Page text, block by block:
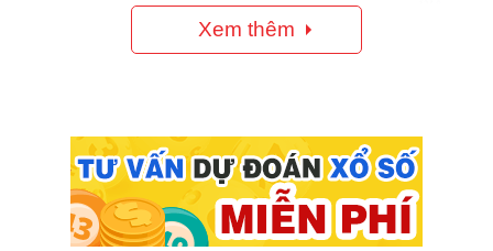
Xem thêm